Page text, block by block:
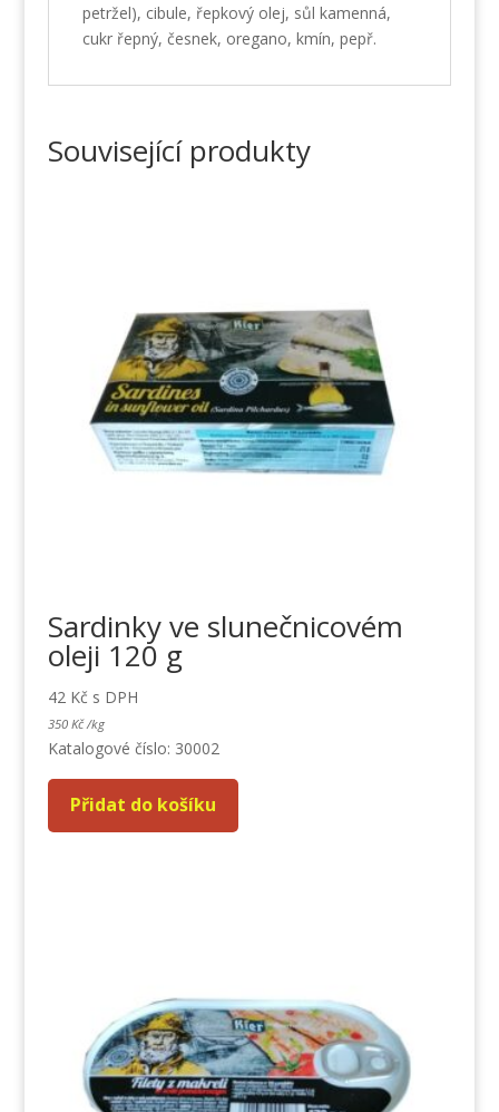
petržel), cibule, řepkový olej, sůl kamenná,
cukr řepný, česnek, oregano, kmín, pepř.
Související produkty
Sardinky ve slunečnicovém
oleji 120 g
42 Kč s DPH
350 Kč /kg
Katalogové číslo: 30002
Přidat do košíku